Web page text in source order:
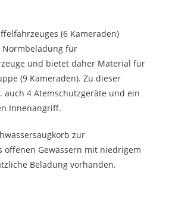
(6 Kameraden)
für
und bietet daher Material für
(9 Kameraden). Zu dieser
auch 4 Atemschutzgeräte und ein
Innenangriff.
zur
offenen Gewässern mit niedrigem
Beladung vorhanden.